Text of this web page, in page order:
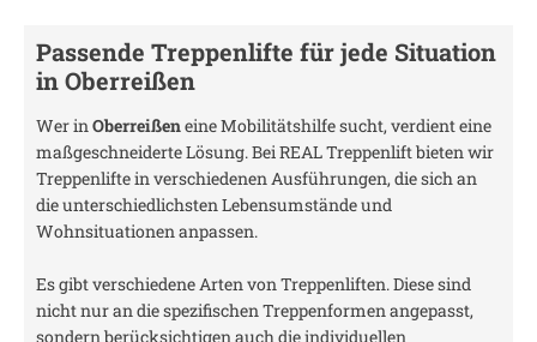
Passende Treppenlifte für jede Situation
inOberreißen
Wer inOberreißeneine Mobilitätshilfe sucht, verdient eine
maßgeschneiderte Lösung. Bei REAL Treppenlift bieten wir
Treppenlifte in verschiedenen Ausführungen, die sich an
die unterschiedlichsten Lebensumstände und
Wohnsituationen anpassen.
Es gibt verschiedene Arten von Treppenliften. Diese sind
nicht nur an die spezifischen Treppenformen angepasst,
sondern berücksichtigen auch die individuellen